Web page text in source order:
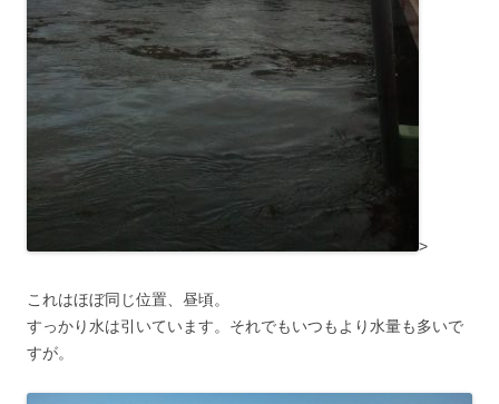
>
これはほぼ同じ位置、昼頃。
すっかり水は引いています。それでもいつもより水量も多いで
すが。